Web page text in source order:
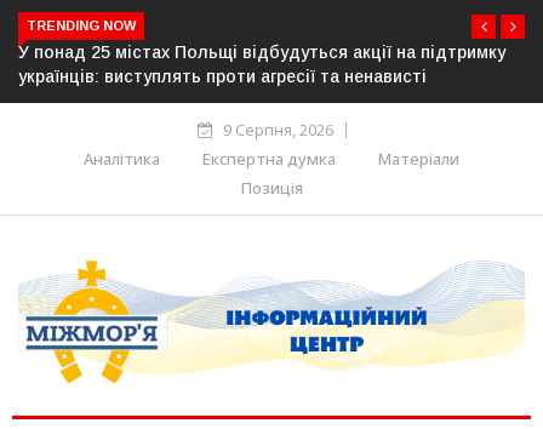
TRENDING NOW
Росія готує повну анексію Південної Осетії: Британія,
Німеччина, Франція та Італія попередили про нову загрозу
9 Серпня, 2026
Аналітика
Експертна думка
Матеріали
Позиція